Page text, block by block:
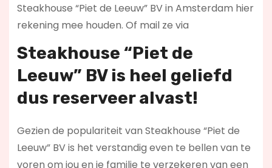
Steakhouse “Piet de Leeuw” BV in Amsterdam hier
rekening mee houden. Of mail ze via
Steakhouse “Piet de
Leeuw” BV is heel geliefd
dus reserveer alvast!
Gezien de populariteit van Steakhouse “Piet de
Leeuw” BV is het verstandig even te bellen van te
voren om jou en je familie te verzekeren van een